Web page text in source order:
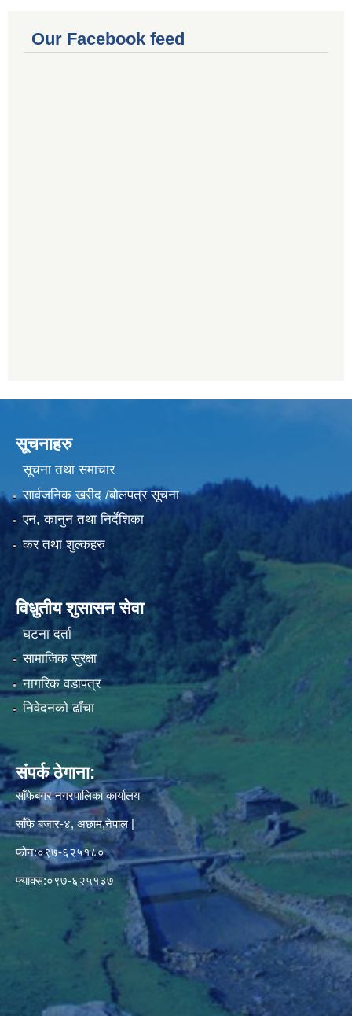
Our Facebook feed
सूचनाहरु
सूचना तथा समाचार
सार्वजनिक खरीद /बोलपत्र सूचना
एन, कानुन तथा निर्देशिका
कर तथा शुल्कहरु
विधुतीय शुसासन सेवा
घटना दर्ता
सामाजिक सुरक्षा
नागरिक वडापत्र
निवेदनको ढाँचा
संपर्क ठेगाना:
साँफेबगर नगरपालिका कार्यालय
साँफे बजार-४, अछाम,नेपाल |
फोन:०९७-६२५१८०
फ्याक्स:०९७-६२५१३७